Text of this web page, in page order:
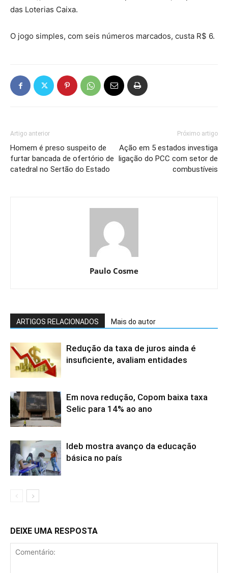
das Loterias Caixa.
O jogo simples, com seis números marcados, custa R$ 6.
Artigo anterior
Homem é preso suspeito de
furtar bancada de ofertório de
catedral no Sertão do Estado
Próximo artigo
Ação em 5 estados investiga
ligação do PCC com setor de
combustíveis
Paulo Cosme
ARTIGOS RELACIONADOS Mais do autor
Redução da taxa de juros ainda é
insuficiente, avaliam entidades
Em nova redução, Copom baixa taxa
Selic para 14% ao ano
Ideb mostra avanço da educação
básica no país
DEIXE UMA RESPOSTA